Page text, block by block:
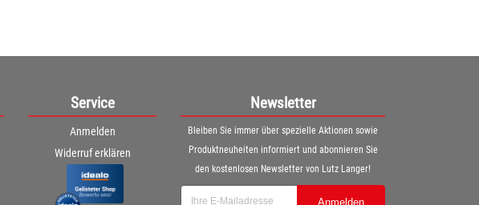
Service
Anmelden
Widerruf erklären
Newsletter
Bleiben Sie immer über spezielle Aktionen sowie
Produktneuheiten informiert und abonnieren Sie
den kostenlosen Newsletter von Lutz Langer!
Anmelden